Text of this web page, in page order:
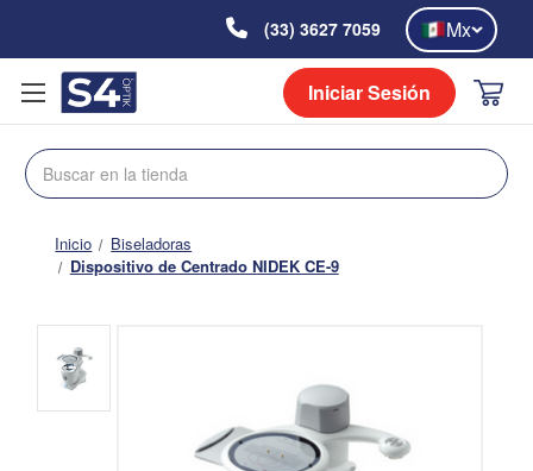
(33) 3627 7059 Mx
Iniciar Sesión
Buscar
Inicio
Biseladoras
Dispositivo de Centrado NIDEK CE-9